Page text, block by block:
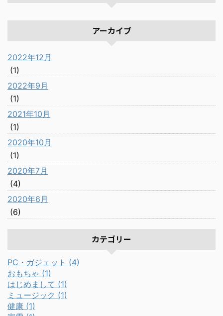
アーカイブ
2022年12月
(1)
2022年9月
(1)
2021年10月
(1)
2020年10月
(1)
2020年7月
(4)
2020年6月
(6)
カテゴリー
PC・ガジェット (4)
おもちゃ (1)
はじめまして (1)
ミュージック (1)
健康 (1)